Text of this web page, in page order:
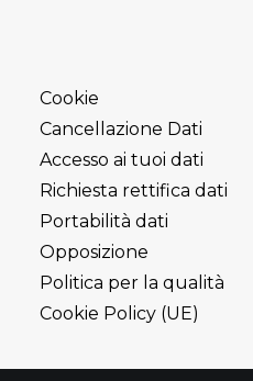
Cookie
Cancellazione Dati
Accesso ai tuoi dati
Richiesta rettifica dati
Portabilità dati
Opposizione
Politica per la qualità
Cookie Policy (UE)